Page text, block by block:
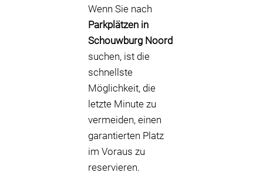
Wenn Sie nach
Parkplätzen in
Schouwburg Noord
suchen, ist die
schnellste
Möglichkeit, die
letzte Minute zu
vermeiden, einen
garantierten Platz
im Voraus zu
reservieren.